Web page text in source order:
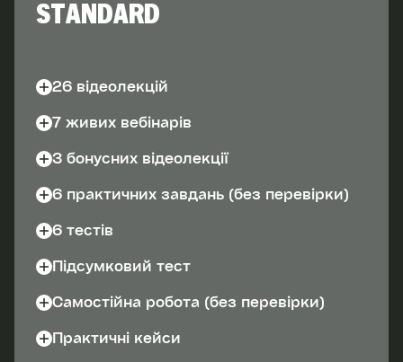
STANDARD
26 відеолекцій
7 живих вебінарів
3 бонусних відеолекції
6 практичних завдань (без перевірки)
6 тестів
Підсумковий тест
Самостійна робота (без перевірки)
Практичні кейси